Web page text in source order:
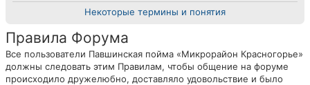
Некоторые термины и понятия
Правила Форума
Все пользователи Павшинская пойма «Микрорайон Красногорье»
должны следовать этим Правилам, чтобы общение на форуме
происходило дружелюбно, доставляло удовольствие и было